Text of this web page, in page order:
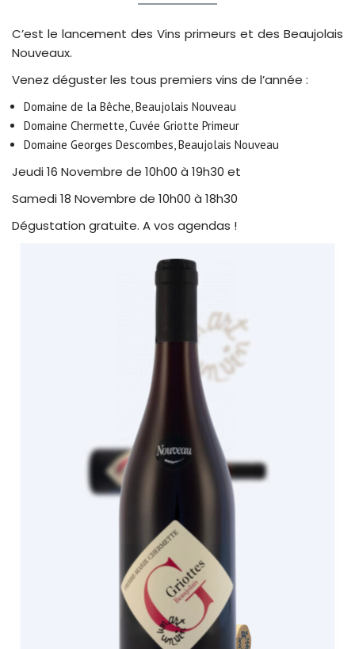
C’est le lancement des Vins primeurs et des Beaujolais
Nouveaux.
Venez déguster les tous premiers vins de l’année :
Domaine de la Bêche, Beaujolais Nouveau
Domaine Chermette, Cuvée Griotte Primeur
Domaine Georges Descombes, Beaujolais Nouveau
Jeudi 16 Novembre de 10h00 à 19h30 et
Samedi 18 Novembre de 10h00 à 18h30
Dégustation gratuite. A vos agendas !